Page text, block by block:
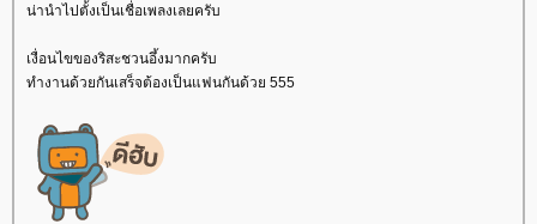
น่านำไปตั้งเป็นเชื่อเพลงเลยครับ
เงื่อนไขของริสะชวนอึ้งมากครับ
ทำงานด้วยกันเสร็จต้องเป็นแฟนกันด้วย 555